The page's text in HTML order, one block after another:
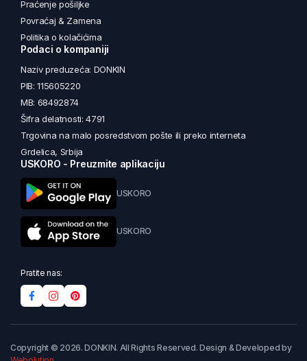
Praćenje pošiljke
Povraćaj & Zamena
Politika o kolačićima
Podaci o kompaniji
Naziv preduzeća: DONKIN
PIB: 115605220
MB: 68492874
Šifra delatnosti: 4791
Trgovina na malo posredstvom pošte ili preko interneta
Grdelica, Srbija
USKORO - Preuzmite aplikaciju
USKORO
USKORO
Pratite nas:
Copyright © 2026. DONKIN. All Rights Reserved. Design & Developed by